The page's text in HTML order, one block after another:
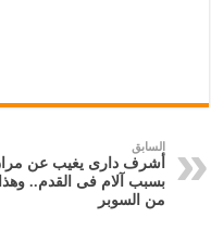
السابق
أشرف دارى يغيب عن
بسبب آلام فى القدم..
من السوبر